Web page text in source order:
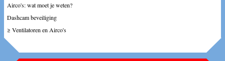
Airco's: wat moet je weten?
Dashcam beveiliging
≥ Ventilatoren en Airco's